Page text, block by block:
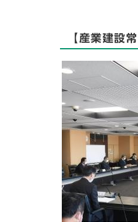
【産業建設